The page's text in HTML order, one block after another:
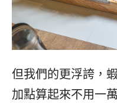
但我們的更浮誇，
加點算起來不用一